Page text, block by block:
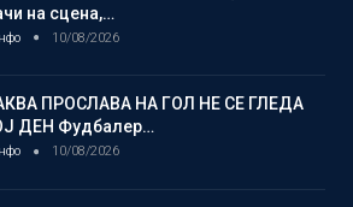
на сцена,…
10/08/2026
ПРОСЛАВА НА ГОЛ НЕ СЕ ГЛЕДА
ДЕН Фудбалер…
10/08/2026